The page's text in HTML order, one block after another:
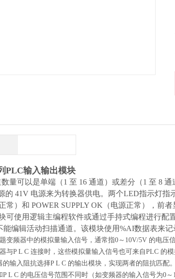
PLC输入输出模块
量可以是单端（1 至 16 通道）或差分（1 至 8
的 41V 电源来为转换器供电。两个LED指示灯
常）和 POWER SUPPLY OK（电源正常），前
可使用逻辑主编程软件或通过手持式编程进行
能编辑活动扫描通道。该模块使用%AI数据表来
变频器中的模拟量输入信号，通常指0～10V/5V 的电压
与P L C 连接时，这些模拟量输入信号也可来自PLC 的
的输入阻抗选择P L C 的输出模块，实现两者的阻抗匹配。
P L C 的电压信号范围不同时（如变频器的输入信号为0